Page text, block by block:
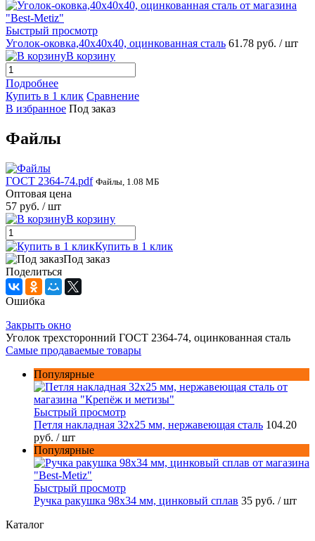
Быстрый просмотр
Уголок-оковка,40х40х40, оцинкованная сталь 61.78 руб. / шт
В корзину
Подробнее
Купить в 1 клик Сравнение
В избранное Под заказ
Файлы
ГОСТ 2364-74.pdf Файлы, 1.08 МБ
Оптовая цена
57 руб. / шт
В корзину
Купить в 1 клик
Под заказ
Поделиться
Ошибка
Закрыть окно
Уголок трехсторонний ГОСТ 2364-74, оцинкованная сталь
Самые продаваемые товары
Популярные
Быстрый просмотр
Петля накладная 32х25 мм, нержавеющая сталь 104.20
руб. / шт
Популярные
Быстрый просмотр
Ручка ракушка 98x34 мм, цинковый сплав 35 руб. / шт
Каталог